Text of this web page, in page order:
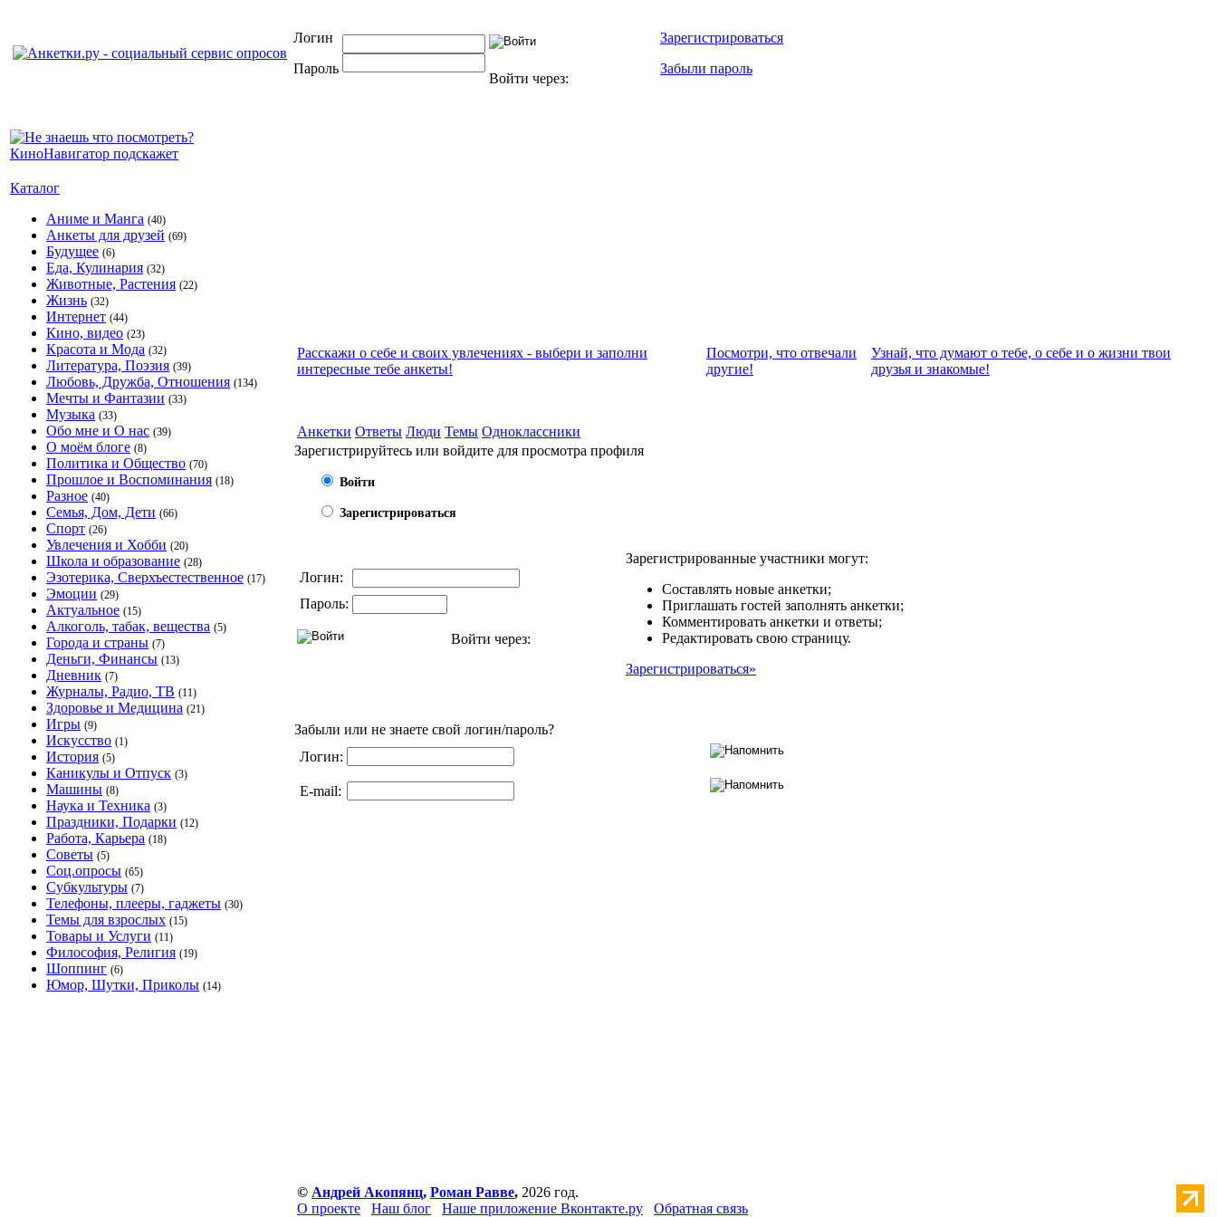
Логин
Пароль
Войти через:
Зарегистрироваться
Забыли пароль
Каталог
Аниме и Манга (40)
Анкеты для друзей (69)
Будущее (6)
Еда, Кулинария (32)
Животные, Растения (22)
Жизнь (32)
Интернет (44)
Кино, видео (23)
Красота и Мода (32)
Литература, Поэзия (39)
Любовь, Дружба, Отношения (134)
Мечты и Фантазии (33)
Музыка (33)
Обо мне и О нас (39)
О моём блоге (8)
Политика и Общество (70)
Прошлое и Воспоминания (18)
Разное (40)
Семья, Дом, Дети (66)
Спорт (26)
Увлечения и Хобби (20)
Школа и образование (28)
Эзотерика, Сверхъестественное (17)
Эмоции (29)
Актуальное (15)
Алкоголь, табак, вещества (5)
Города и страны (7)
Деньги, Финансы (13)
Дневник (7)
Журналы, Радио, ТВ (11)
Здоровье и Медицина (21)
Игры (9)
Искусство (1)
История (5)
Каникулы и Отпуск (3)
Машины (8)
Наука и Техника (3)
Праздники, Подарки (12)
Работа, Карьера (18)
Советы (5)
Соц.опросы (65)
Субкультуры (7)
Телефоны, плееры, гаджеты (30)
Темы для взрослых (15)
Товары и Услуги (11)
Философия, Религия (19)
Шоппинг (6)
Юмор, Шутки, Приколы (14)
Расскажи о себе и своих увлечениях - выбери и заполни
интересные тебе анкеты!
Посмотри, что отвeчали
другие!
Узнай, что думают о тебе, о себе и о жизни твои
друзья и знакомые!
Анкетки Ответы Люди Темы Одноклассники
Зарегистрируйтесь или войдите для просмотра профиля
Войти
Зарегистрироваться
Логин:
Пароль:
Войти через:
Зарегистрированные участники могут:
Составлять новые анкетки;
Приглашать гостей заполнять анкетки;
Комментировать анкетки и ответы;
Редактировать свою страницу.
Зарегистрироваться»
Забыли или не знаете свой логин/пароль?
Логин:
E-mail:
© Андрей Акопянц, Роман Равве, 2026 год.
О проекте
Наш блог Наше приложение Вконтакте.ру Обратная связь